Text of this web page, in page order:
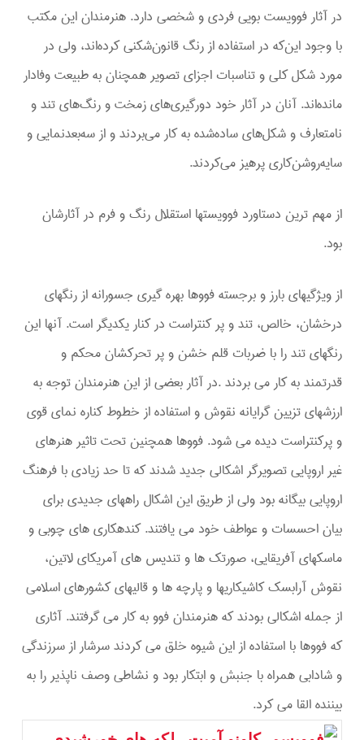
در آثار فوویست بویی فردی و شخصی دارد. هنرمندان این مکتب
با وجود این‌که در استفاده از رنگ قانون‌شکنی کرده‌اند، ولی در
مورد شکل کلی و تناسبات اجزای تصویر همچنان به طبیعت وفادار
مانده‌اند. آنان در آثار خود دورگیری‌های زمخت و رنگ‌های تند و
نامتعارف و شکل‌های ساده‌شده به کار می‌بردند و از سه‌بعدنمایی و
سایه‌روشن‌کاری پرهیز می‌کردند.
از مهم ترين دستاورد فوويستها استقلال رنگ و فرم در آثارشان
بود.
از ویژگیهای بارز و برجسته فووها بهره گیری جسورانه از رنگهای
درخشان، خالص، تند و پر کنتراست در کنار یکدیگر است. آنها این
رنگهای تند را با ضربات قلم خشن و پر تحرکشان محکم و
قدرتمند به کار می بردند .در آثار بعضی از این هنرمندان توجه به
ارزشهای تزیین گرایانه نقوش و استفاده از خطوط کناره نمای قوی
و پرکنتراست دیده می شود. فووها همچنین تحت تاثیر هنرهای
غیر اروپایی تصویرگر اشکالی جدید شدند که تا حد زیادی با فرهنگ
اروپایی بیگانه بود ولی از طریق این اشکال راههای جدیدی برای
بیان احسسات و عواطف خود می یافتند. کندهکاری های چوبی و
ماسکهای آفریقایی، صورتک ها و تندیس های آمریکای لاتین،
نقوش آرابسک کاشیکاریها و پارچه ها و قالیهای کشورهای اسلامی
از جمله اشکالی بودند که هنرمندان فوو به کار می گرفتند. آثاری
که فووها با استفاده از این شیوه خلق می کردند سرشار از سرزندگی
و شادابی همراه با جنبش و ابتکار بود و نشاطی وصف ناپذیر را به
بیننده القا می کرد.